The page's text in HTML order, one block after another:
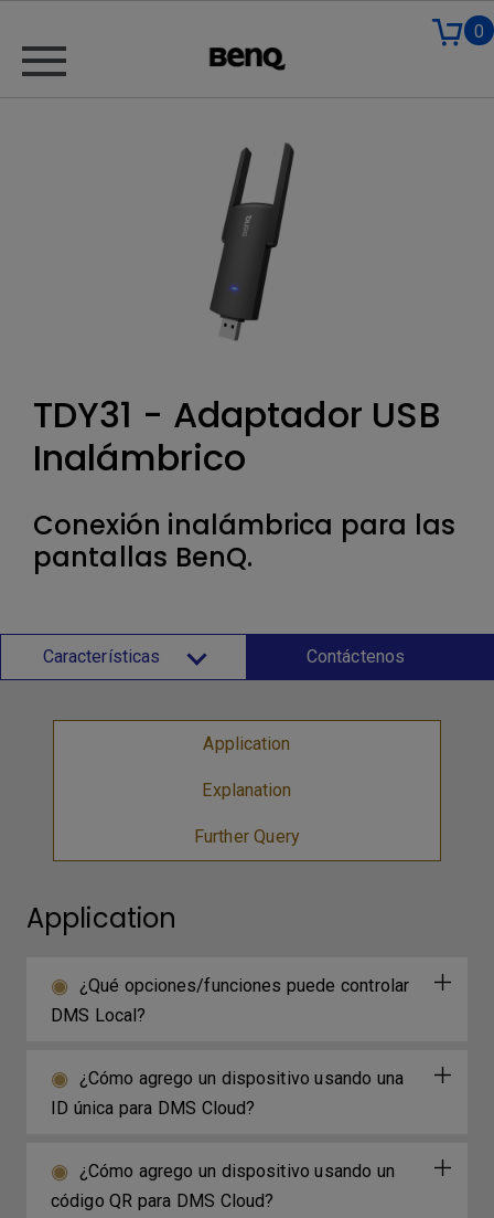
0
TDY31 - Adaptador USB
Inalámbrico
Conexión inalámbrica para las
pantallas BenQ.
Características Contáctenos
Application
Explanation
Further Query
Application
¿Qué opciones/funciones puede controlar
DMS Local?
¿Cómo agrego un dispositivo usando una
ID única para DMS Cloud?
¿Cómo agrego un dispositivo usando un
código QR para DMS Cloud?